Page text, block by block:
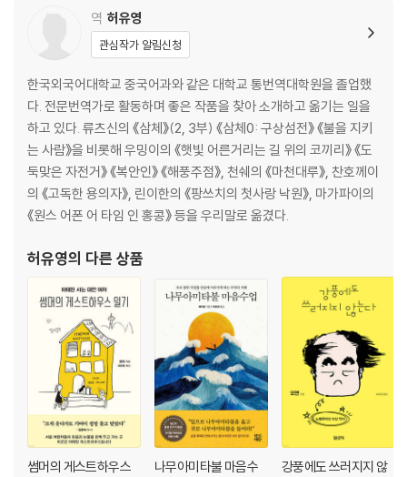
역 허유영
관심작가 알림신청
한국외국어대학교 중국어과와 같은 대학교 통번역대학원을 졸업했
다. 전문번역가로 활동하며 좋은 작품을 찾아 소개하고 옮기는 일을
하고 있다. 류츠신의 《삼체》(2, 3부) 《삼체0: 구상섬전》 《불을 지키
는 사람》을 비롯해 우밍이의 《햇빛 어른거리는 길 위의 코끼리》 《도
둑맞은 자전거》 《복안인》 《해풍주점》, 천쉐의 《마천대루》, 찬호께이
의 《고독한 용의자》, 린이한의 《팡쓰치의 첫사랑 낙원》, 마가파이의
《원스 어폰 어 타임 인 홍콩》 등을 우리말로 옮겼다.
허유영의 다른 상품
썸머의 게스트하우스
나무아미타불 마음수
강풍에도 쓰러지지 않